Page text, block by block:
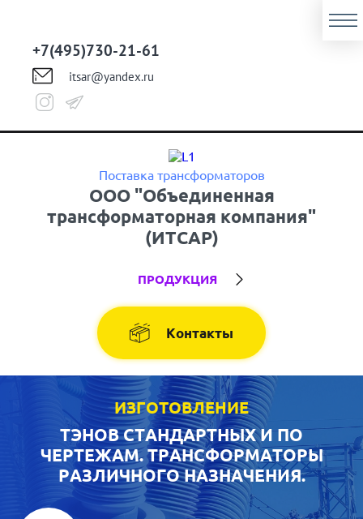
+7(495)730-21-61
itsar@yandex.ru
Поставка трансформаторов
ООО "Объединенная
трансформаторная компания"
(ИТСАР)
ПРОДУКЦИЯ
Контакты
ИЗГОТОВЛЕНИЕ
ТЭНОВ СТАНДАРТНЫХ И ПО
ЧЕРТЕЖАМ. ТРАНСФОРМАТОРЫ
РАЗЛИЧНОГО НАЗНАЧЕНИЯ.